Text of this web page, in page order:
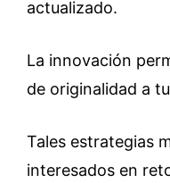
actualizado.
La innovación
de originalidad a
Tales estrategias
interesados en